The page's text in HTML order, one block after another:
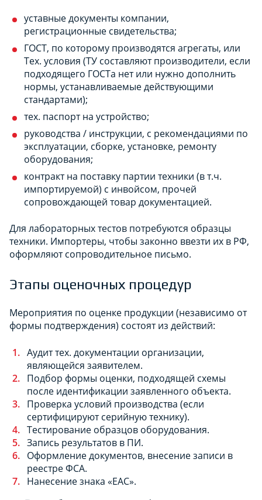
уставные документы компании,
регистрационные свидетельства;
ГОСТ, по которому производятся агрегаты, или
Тех. условия (ТУ составляют производители, если
подходящего ГОСТа нет или нужно дополнить
нормы, устанавливаемые действующими
стандартами);
тех. паспорт на устройство;
руководства / инструкции, с рекомендациями по
эксплуатации, сборке, установке, ремонту
оборудования;
контракт на поставку партии техники (в т.ч.
импортируемой) с инвойсом, прочей
сопровождающей товар документацией.
Для лабораторных тестов потребуются образцы
техники. Импортеры, чтобы законно ввезти их в РФ,
оформляют сопроводительное письмо.
Этапы оценочных процедур
Мероприятия по оценке продукции (независимо от
формы подтверждения) состоят из действий:
Аудит тех. документации организации,
являющейся заявителем.
Подбор формы оценки, подходящей схемы
после идентификации заявленного объекта.
Проверка условий производства (если
сертифицируют серийную технику).
Тестирование образцов оборудования.
Запись результатов в ПИ.
Оформление документов, внесение записи в
реестре ФСА.
Нанесение знака «ЕАС».